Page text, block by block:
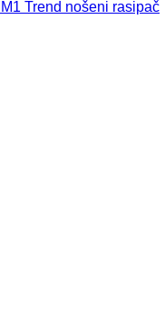
Trend nošeni rasipač